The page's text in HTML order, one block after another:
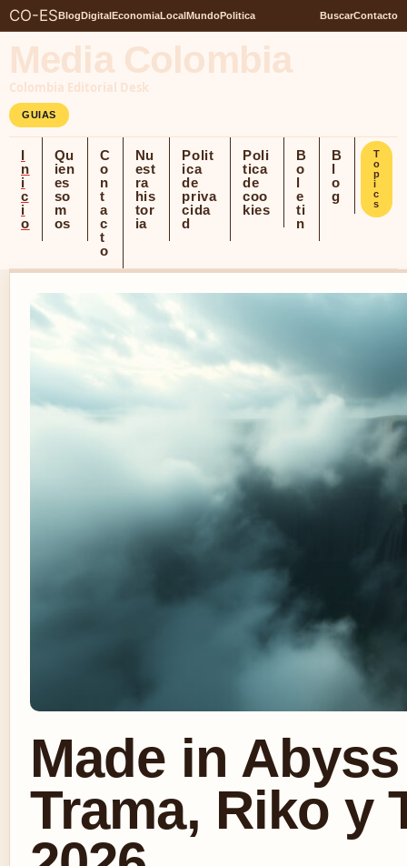
CO-ESBlogDigitalEconomiaLocalMundoPolitica BuscarContacto
Media Colombia
Colombia Editorial Desk
GUIAS
I
n
i
c
i
o
Qu
ien
es
so
m
os
C
o
n
t
a
c
t
o
Nu
est
ra
his
tor
ia
Polit
ica
de
priva
cida
d
Poli
tica
de
coo
kies
B
o
l
e
ti
n
B
l
o
g
T
o
p
i
c
s
Made in
Trama, Riko y